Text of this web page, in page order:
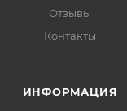
Отзывы
Контакты
ИНФОРМАЦИЯ